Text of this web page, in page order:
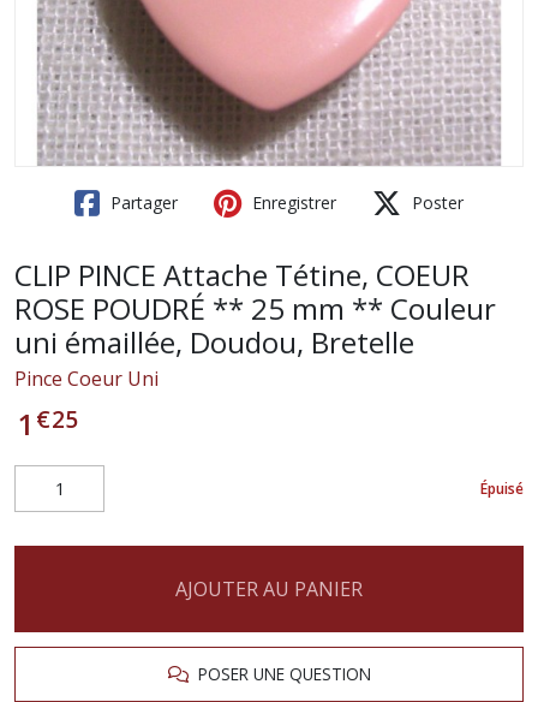
Partager Enregistrer Poster
CLIP PINCE Attache Tétine, COEUR
ROSE POUDRÉ ** 25 mm ** Couleur
uni émaillée, Doudou, Bretelle
Pince Coeur Uni
1 €25
Épuisé
AJOUTER AU PANIER
POSER UNE QUESTION